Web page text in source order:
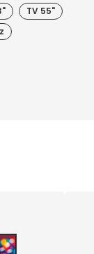
TV 55"